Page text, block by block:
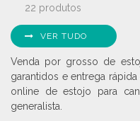
22 produtos
VER TUDO
Venda por grosso de
garantidos e entrega
online de estojo para
generalista.